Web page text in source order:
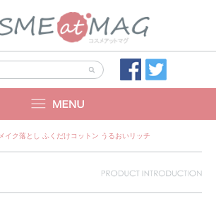
イク落とし ふくだけコットン うるおいリッチ